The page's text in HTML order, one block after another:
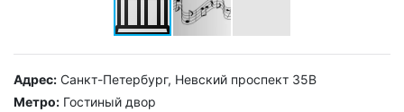
Адрес: Санкт-Петербург, Невский проспект 35В
Метро: Гостиный двор